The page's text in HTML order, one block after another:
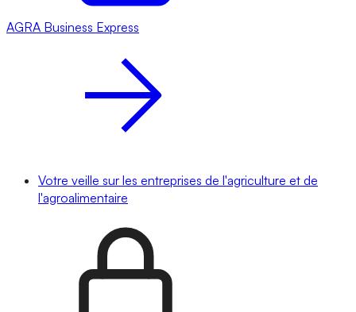
AGRA Business Express
Votre veille sur les entreprises de l'agriculture et de
l'agroalimentaire